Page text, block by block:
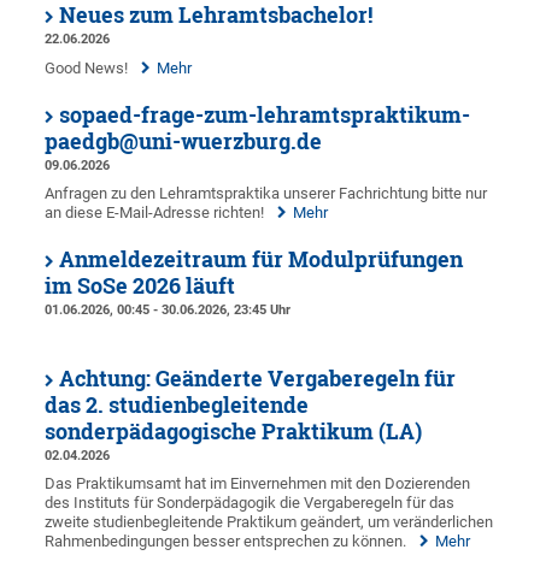
Neues zum Lehramtsbachelor!
22.06.2026
Good News! Mehr
sopaed-frage-zum-lehramtspraktikum-
paedgb@uni-wuerzburg.de
09.06.2026
Anfragen zu den Lehramtspraktika unserer Fachrichtung bitte nur
an diese E-Mail-Adresse richten!
Mehr
Anmeldezeitraum für Modulprüfungen
im SoSe 2026 läuft
01.06.2026, 00:45 - 30.06.2026, 23:45 Uhr
Achtung: Geänderte Vergaberegeln für
das 2. studienbegleitende
sonderpädagogische Praktikum (LA)
02.04.2026
Das Praktikumsamt hat im Einvernehmen mit den Dozierenden
des Instituts für Sonderpädagogik die Vergaberegeln für das
zweite studienbegleitende Praktikum geändert, um veränderlichen
Rahmenbedingungen besser entsprechen zu können.
Mehr